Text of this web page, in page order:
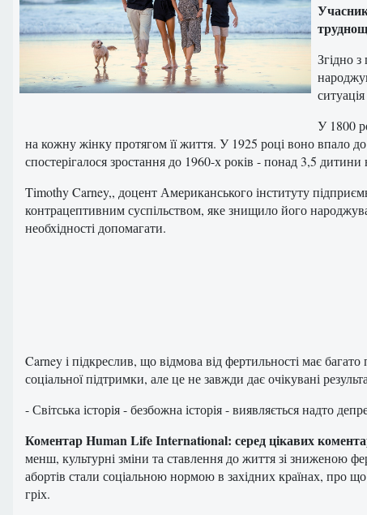
Згідно
У 1800
на кожну жінку протягом її життя. У 1925 році воно впало
спостерігалося зростання до 1960-х років - понад 3,5
Timothy Carney,, доцент Американського інституту
контрацептивним суспільством, яке знищило його
необхідності допомагати.
Carney і підкреслив, що відмова від фертильності має
соціальної підтримки, але це не завжди дає очікувані
- Світська історія - безбожна історія - виявляється надто
Коментар Human Life International: серед цікавих
менш, культурні зміни та ставлення до життя зі зниженою
абортів стали соціальною нормою в західних країнах, про
гріх.